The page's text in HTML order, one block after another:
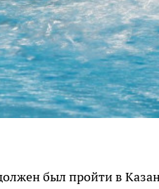
был пройти в